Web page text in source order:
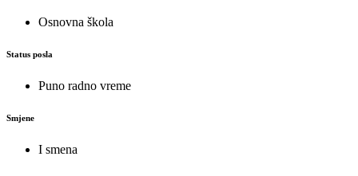
Osnovna škola
Status posla
Puno radno vreme
Smjene
I smena